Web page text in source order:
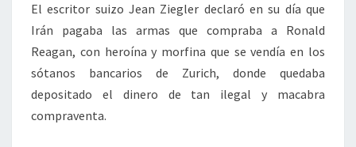
El escritor suizo Jean Ziegler declaró en su día que
Irán pagaba las armas que compraba a Ronald
Reagan, con heroína y morfina que se vendía en los
sótanos bancarios de Zurich, donde quedaba
depositado el dinero de tan ilegal y macabra
compraventa.